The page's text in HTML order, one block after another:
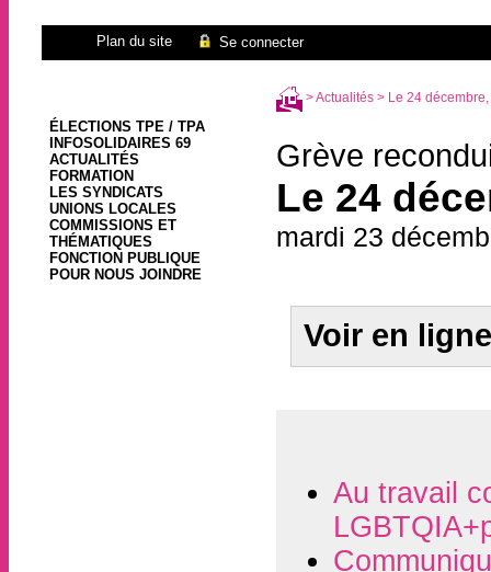
Plan du site Se connecter
ÉLECTIONS TPE / TPA
INFOSOLIDAIRES 69
ACTUALITÉS
FORMATION
LES SYNDICATS
UNIONS LOCALES
COMMISSIONS ET
THÉMATIQUES
FONCTION PUBLIQUE
POUR NOUS JOINDRE
>Actualités> Le 24
Grève
Le 24
mardi 23
Voir en
Au travail